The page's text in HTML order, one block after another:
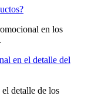
en los
en el detalle del
detalle de los